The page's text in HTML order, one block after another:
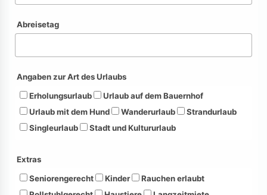
Abreisetag
Angaben zur Art des Urlaubs
Erholungsurlaub
Urlaub auf dem Bauernhof
Urlaub mit dem Hund
Wanderurlaub
Strandurlaub
Singleurlaub
Stadt und Kultururlaub
Extras
Seniorengerecht
Kinder
Rauchen erlaubt